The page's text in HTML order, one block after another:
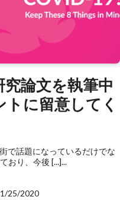
論文を執筆中
に留意してく
で話題になっているだけでな
おり、今後 [...]...
25/2020